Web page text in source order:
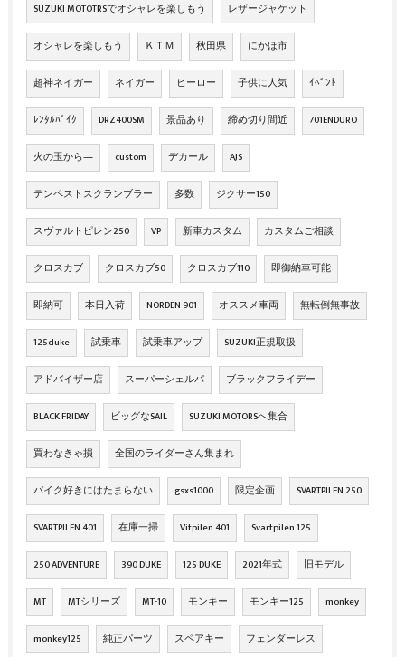
SUZUKI MOTOTRSでオシャレを楽しもう レザージャケット
オシャレを楽しもう ＫＴＭ 秋田県 にかほ市
超神ネイガー ネイガー ヒーロー 子供に人気 ｲﾍﾞﾝﾄ
ﾚﾝﾀﾙﾊﾞｲｸ DRZ400SM 景品あり 締め切り間近 701ENDURO
火の玉から― custom デカール AJS
テンペストスクランブラー 多数 ジクサー150
スヴァルトピレン250 VP 新車カスタム カスタムご相談
クロスカブ クロスカブ50 クロスカブ110 即御納車可能
即納可 本日入荷 NORDEN 901 オススメ車両 無転倒無事故
125duke 試乗車 試乗車アップ SUZUKI正規取扱
アドバイザー店 スーパーシェルパ ブラックフライデー
BLACK FRIDAY ビッグなSAIL SUZUKI MOTORSへ集合
買わなきゃ損 全国のライダーさん集まれ
バイク好きにはたまらない gsxs1000 限定企画 SVARTPILEN 250
SVARTPILEN 401 在庫一掃 Vitpilen 401 Svartpilen 125
250 ADVENTURE 390 DUKE 125 DUKE 2021年式 旧モデル
MT MTシリーズ MT-10 モンキー モンキー125 monkey
monkey125 純正パーツ スペアキー フェンダーレス